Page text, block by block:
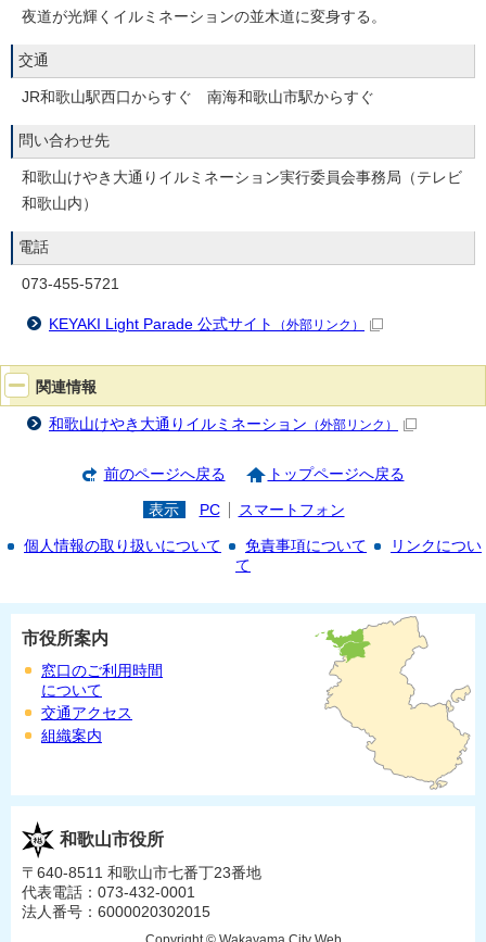
夜道が光輝くイルミネーションの並木道に変身する。
交通
JR和歌山駅西口からすぐ 南海和歌山市駅からすぐ
問い合わせ先
和歌山けやき大通りイルミネーション実行委員会事務局（テレビ
和歌山内）
電話
073-455-5721
KEYAKI Light Parade 公式サイト （外部リンク）
関連情報
和歌山けやき大通りイルミネーション （外部リンク）
前のページへ戻る トップページへ戻る
表示 PC スマートフォン
個人情報の取り扱いについて 免責事項について
リンクについ
て
市役所案内
窓口のご利用時間
について
交通アクセス
組織案内
和歌山市役所
〒640-8511 和歌山市七番丁23番地
代表電話：073-432-0001
法人番号：6000020302015